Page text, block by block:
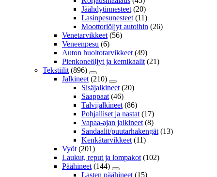
Jäähdytinnesteet (20)
Lasinpesunesteet (11)
Moottoriöljyt autoihin (26)
Venetarvikkeet (56)
Veneenpesu (6)
Auton huoltotarvikkeet (49)
Pienkoneöljyt ja kemikaalit (21)
Tekstiilit (896)
Jalkineet (210)
Sisäjalkineet (20)
Saappaat (46)
Talvijalkineet (86)
Pohjalliset ja nastat (17)
Vapaa-ajan jalkineet (8)
Sandaalit/puutarhakengät (13)
Kenkätarvikkeet (11)
Vyöt (201)
Laukut, reput ja lompakot (102)
Päähineet (144)
Lasten päähineet (15)